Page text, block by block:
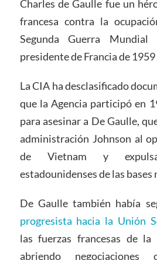
Charles de Gaulle fue un
francesa contra la
Segunda Guerra
presidente de Francia de 1959
La CIA ha desclasificado
que la Agencia participó en
para asesinar a De Gaulle,
administración Johnson al
de Vietnam y
estadounidenses de las
De Gaulle también había
progresista hacia la Unión
las fuerzas francesas de
abriendo